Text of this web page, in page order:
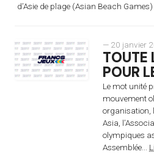
d’Asie de plage (Asian Beach Games)
— 20 janvier
TOUTE
POUR
Le mot unité
mouvement
organisation,
Asia,
olympiques
Assemblée...